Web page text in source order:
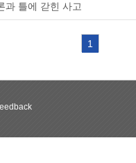
과 틀에 갇힌 사고
1